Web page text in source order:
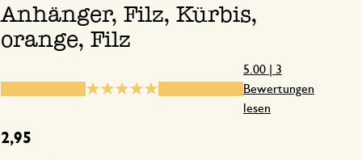
Anhänger, Filz, Kürbis,
orange, Filz
5.00 | 3
Bewertungen
lesen
2,95
2